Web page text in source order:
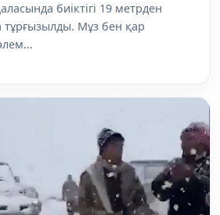
биіктігі 19 метрден
тұрғызылды. Мұз бен қар